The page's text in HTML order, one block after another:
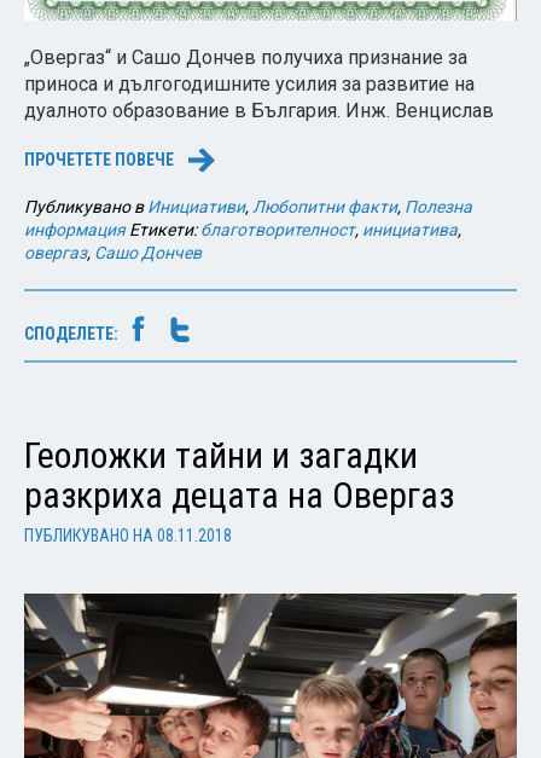
„Овергаз“ и Сашо Дончев получиха признание за
приноса и дългогодишните усилия за развитие на
дуалното образование в България. Инж. Венцислав
ПРОЧЕТЕТЕ ПОВЕЧЕ →
Публикувано вИнициативи, Любопитни факти, Полезна
информация Етикети:благотворителност, инициатива,
овергаз, Сашо Дончев
СПОДЕЛЕТЕ:
Геоложки тайни и загадки
разкриха децата на Овергаз
ПУБЛИКУВАНО НА 08.11.2018